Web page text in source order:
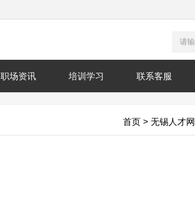
职场资讯 培训学习 联系客服
首页 > 无锡人才网